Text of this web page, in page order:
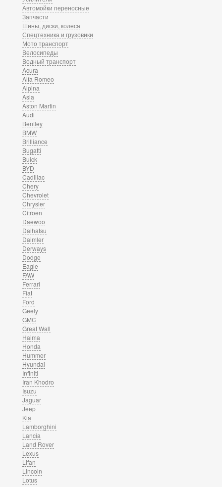
Автомойки переносные
Запчасти
Шины, диски, колеса
Спецтехника и грузовики
Мото транспорт
Велосипеды
Водный транспорт
Acura
Alfa Romeo
Alpina
Asia
Aston Martin
Audi
Bentley
BMW
Brilliance
Bugatti
Buick
BYD
Cadillac
Chery
Chevrolet
Chrysler
Citroen
Daewoo
Daihatsu
Daimler
Derways
Dodge
Eagle
FAW
Ferrari
Fiat
Ford
Geely
GMC
Great Wall
Haima
Honda
Hummer
Hyundai
Infiniti
Iran Khodro
Isuzu
Jaguar
Jeep
Kia
Lamborghini
Lancia
Land Rover
Lexus
Lifan
Lincoln
Lotus